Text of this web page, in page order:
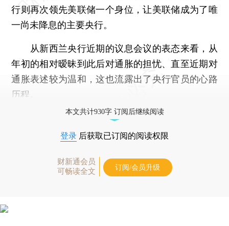
行则再次领先美联储一个身位，让美联储成为了唯
一尚未降息的主要央行。
从新西兰央行近期的议息会议的表态来看，从
年初的相对暧昧到此后对通胀的担忧、直至近期对
通胀表述较为温和，这也流露出了央行官员的心路
历程。
本文共计930字 订阅后继续阅读
登录 后获取已订阅的阅读权限
财新通会员
可畅读全文
订阅/会员升级